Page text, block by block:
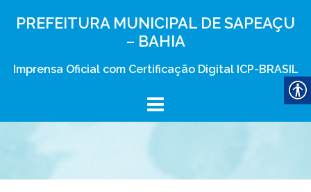
PREFEITURA MUNICIPAL DE SAPEAÇU
– BAHIA
Imprensa Oficial com Certificação Digital ICP-BRASIL